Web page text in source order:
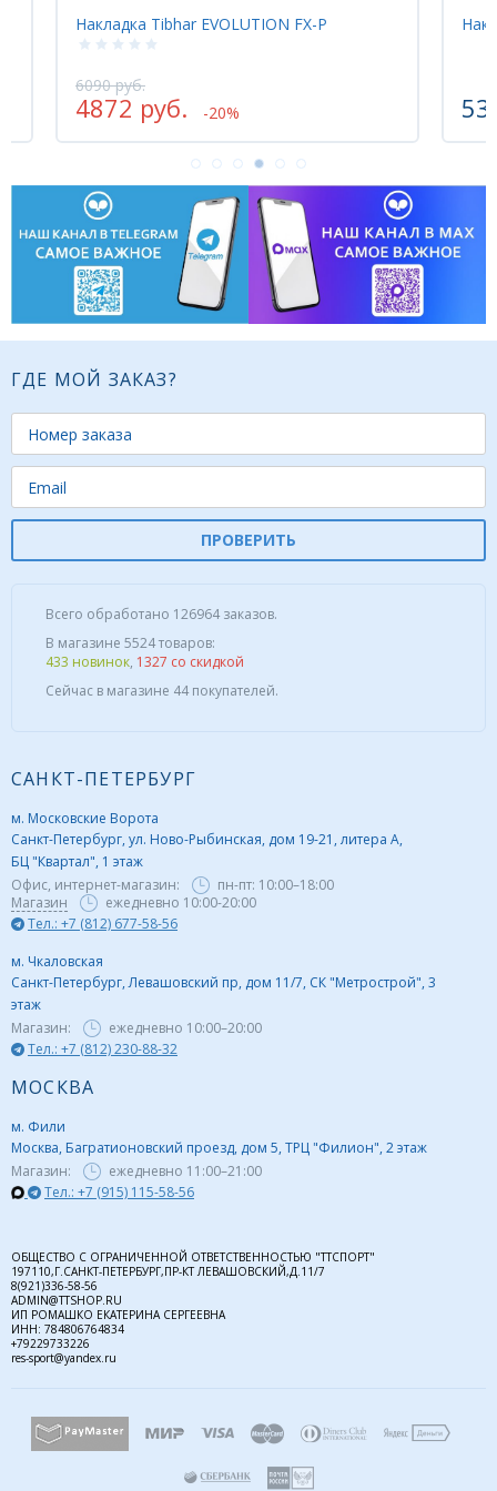
Накладка Tibhar EVOLUTION FX-P
6090 руб.
4872 руб. -20%
ГДЕ МОЙ ЗАКАЗ?
ПРОВЕРИТЬ
Всего обработано 126964 заказов.
В магазине 5524 товаров:
433 новинок, 1327 со скидкой
Сейчас в магазине 44 покупателей.
САНКТ-ПЕТЕРБУРГ
м. Московские Ворота
Санкт-Петербург, ул. Ново-Рыбинская, дом 19-21, литера А,
БЦ "Квартал", 1 этаж
Офис, интернет-магазин:
пн-пт: 10:00–18:00
Магазин
ежедневно 10:00-20:00
Тел.: +7 (812) 677-58-56
м. Чкаловская
Санкт-Петербург, Левашовский пр, дом 11/7, СК "Метрострой", 3
этаж
Магазин:
ежедневно 10:00–20:00
Тел.: +7 (812) 230-88-32
МОСКВА
м. Фили
Москва, Багратионовский проезд, дом 5, ТРЦ "Филион", 2 этаж
Магазин:
ежедневно 11:00–21:00
Тел.: +7 (915) 115-58-56
ОБЩЕСТВО С ОГРАНИЧЕННОЙ ОТВЕТСТВЕННОСТЬЮ "ТТСПОРТ"
197110,Г.САНКТ-ПЕТЕРБУРГ,ПР-КТ ЛЕВАШОВСКИЙ,Д.11/7
8(921)336-58-56
ADMIN@TTSHOP.RU
ИП РОМАШКО ЕКАТЕРИНА СЕРГЕЕВНА
ИНН: 784806764834
+79229733226
res-sport@yandex.ru